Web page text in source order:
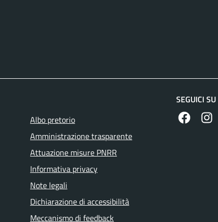
Albo pretorio
Amministrazione trasparente
Attuazione misure PNRR
Informativa privacy
Note legali
Dichiarazione di accessibilità
Meccanismo di feedback
SEGUICI SU
facebook